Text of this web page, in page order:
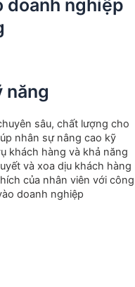
doanh nghiệp
năng
sâu, chất lượng cho
nhân sự nâng cao kỹ
khách hàng và khả năng
và xoa dịu khách hàng
của nhân viên với công
doanh nghiệp